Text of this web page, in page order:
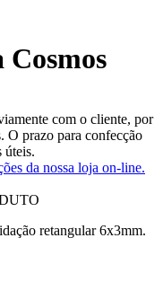
com o cliente, por
O prazo para confecção
úteis.
da nossa loja on-line.
retangular 6x3mm.